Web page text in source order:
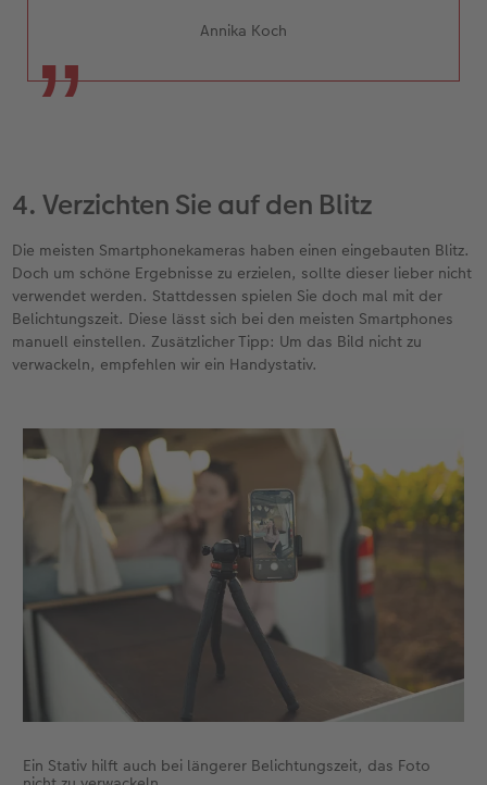
Annika Koch
4. Verzichten Sie auf den Blitz
Die meisten Smartphonekameras haben einen eingebauten Blitz.
Doch um schöne Ergebnisse zu erzielen, sollte dieser lieber nicht
verwendet werden. Stattdessen spielen Sie doch mal mit der
Belichtungszeit. Diese lässt sich bei den meisten Smartphones
manuell einstellen. Zusätzlicher Tipp: Um das Bild nicht zu
verwackeln, empfehlen wir ein Handystativ.
Ein Stativ hilft auch bei längerer Belichtungszeit, das Foto